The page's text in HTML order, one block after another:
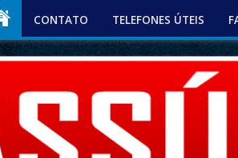
CONTATO TELEFONES ÚTEIS